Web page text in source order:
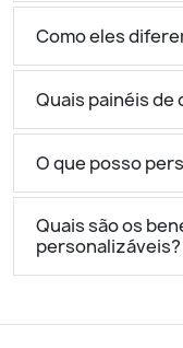
Como eles
Quais painéis
O que posso
Quais são os
personalizáveis?